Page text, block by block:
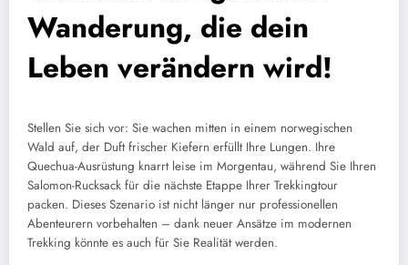
Wanderung, die dein
Leben verändern wird!
Stellen Sie sich vor: Sie wachen mitten in einem norwegischen
Wald auf, der Duft frischer Kiefern erfüllt Ihre Lungen. Ihre
Quechua-Ausrüstung knarrt leise im Morgentau, während Sie Ihren
Salomon-Rucksack für die nächste Etappe Ihrer Trekkingtour
packen. Dieses Szenario ist nicht länger nur professionellen
Abenteurern vorbehalten – dank neuer Ansätze im modernen
Trekking könnte es auch für Sie Realität werden.